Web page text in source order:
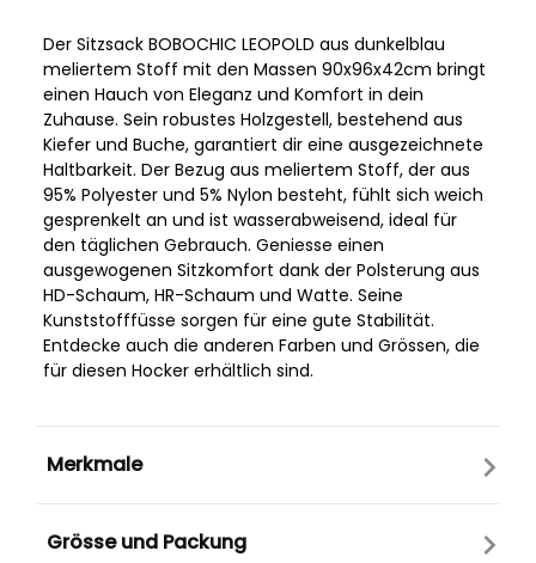
Der Sitzsack BOBOCHIC LEOPOLD aus dunkelblau
meliertem Stoff mit den Massen 90x96x42cm bringt
einen Hauch von Eleganz und Komfort in dein
Zuhause. Sein robustes Holzgestell, bestehend aus
Kiefer und Buche, garantiert dir eine ausgezeichnete
Haltbarkeit. Der Bezug aus meliertem Stoff, der aus
95% Polyester und 5% Nylon besteht, fühlt sich weich
gesprenkelt an und ist wasserabweisend, ideal für
den täglichen Gebrauch. Geniesse einen
ausgewogenen Sitzkomfort dank der Polsterung aus
HD-Schaum, HR-Schaum und Watte. Seine
Kunststofffüsse sorgen für eine gute Stabilität.
Entdecke auch die anderen Farben und Grössen, die
für diesen Hocker erhältlich sind.
Merkmale
Grösse und Packung